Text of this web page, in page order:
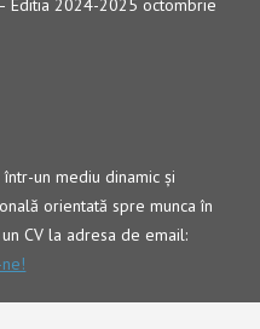
Editia 2024-2025 octombrie
un mediu dinamic şi
orientată spre munca în
CV la adresa de email: